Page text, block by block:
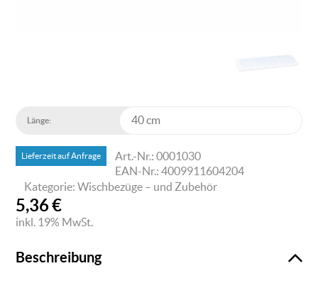
Länge:
Lieferzeit auf Anfrage
Art.-Nr.: 0001030
EAN-Nr.: 4009911604204
Kategorie: Wischbezüge – und Zubehör
5,36€
inkl. 19% MwSt.
Beschreibung